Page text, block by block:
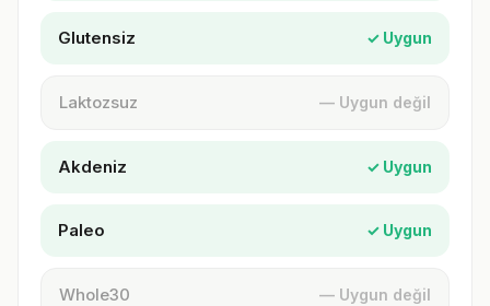
Glutensiz ✓ Uygun
Laktozsuz — Uygun değil
Akdeniz ✓ Uygun
Paleo ✓ Uygun
Whole30 — Uygun değil